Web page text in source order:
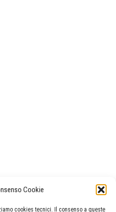
Cookie
cookies tecnici. Il consenso a queste
(orario apertura Galleria)